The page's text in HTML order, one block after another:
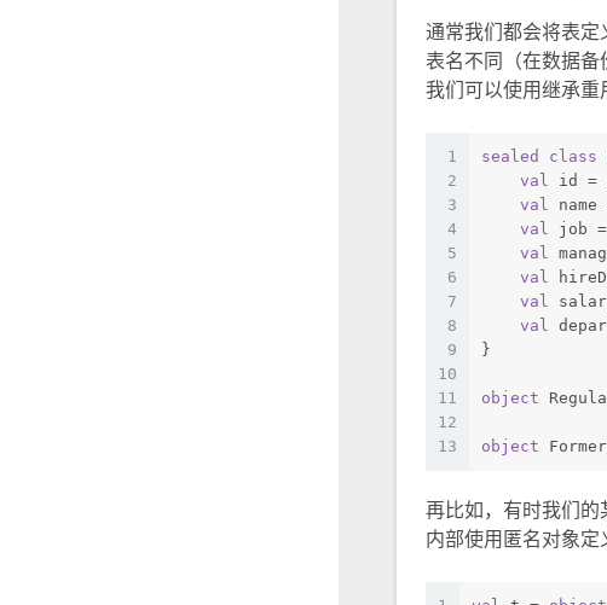
通常我们都会将表
表名不同（在数据
我们可以使用继承重
1
2
3
4
5
6
7
8
9
10
11
12
13
sealed class
val id =
val
val job
val
val
val
val
}
object
object
再比如，有时我们
内部使用匿名对象定